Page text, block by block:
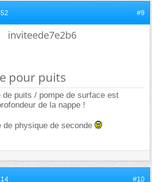
#9
inviteede7e2b6
pour puits
de puits / pompe de surface est
de la nappe !
de physique de seconde
#10